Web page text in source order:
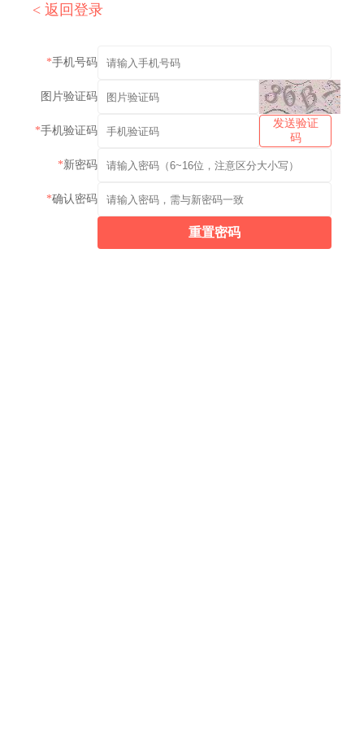
< 返回登录
手机号码
图片验证码
手机验证码
发送验证
码
新密码
确认密码
重置密码